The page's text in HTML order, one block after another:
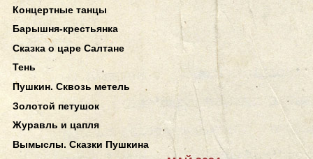
Концертные танцы
Барышня-крестьянка
Сказка о царе Салтане
Тень
Пушкин. Сквозь метель
Золотой петушок
Журавль и цапля
Вымыслы. Сказки Пушкина